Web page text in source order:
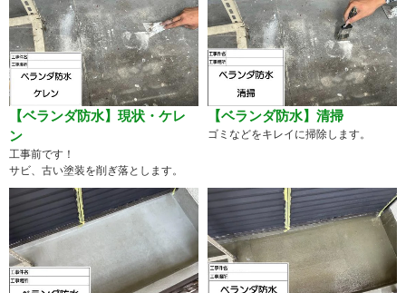
【ベランダ防水】現状・ケレ
ン
工事前です！
サビ、古い塗装を削ぎ落とします。
【ベランダ防水】清掃
ゴミなどをキレイに掃除します。